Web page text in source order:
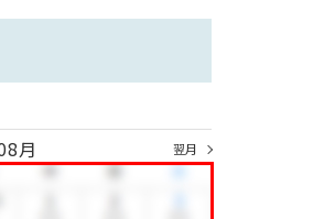
月 翌月